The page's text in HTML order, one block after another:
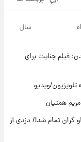
یوفا
عکس
سال
فیلم جنایت برای
تلویزیون/ویدیو
همتیان
گران تمام شد!/ دزدی از